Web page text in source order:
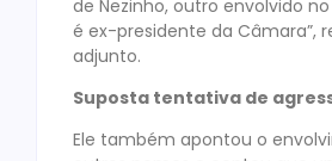
de Nezinho, outro envolvido
é ex-presidente da Câmara”,
adjunto.
Suposta tentativa de
Ele também apontou o